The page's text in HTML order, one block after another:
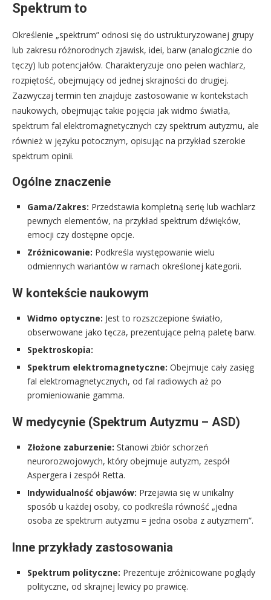
Spektrum to
Określenie „spektrum” odnosi się do ustrukturyzowanej grupy
lub zakresu różnorodnych zjawisk, idei, barw (analogicznie do
tęczy) lub potencjałów. Charakteryzuje ono pełen wachlarz,
rozpiętość, obejmujący od jednej skrajności do drugiej.
Zazwyczaj termin ten znajduje zastosowanie w kontekstach
naukowych, obejmując takie pojęcia jak widmo światła,
spektrum fal elektromagnetycznych czy spektrum autyzmu, ale
również w języku potocznym, opisując na przykład szerokie
spektrum opinii.
Ogólne znaczenie
Gama/Zakres: Przedstawia kompletną serię lub wachlarz
pewnych elementów, na przykład spektrum dźwięków,
emocji czy dostępne opcje.
Zróżnicowanie: Podkreśla występowanie wielu
odmiennych wariantów w ramach określonej kategorii.
W kontekście naukowym
Widmo optyczne: Jest to rozszczepione światło,
obserwowane jako tęcza, prezentujące pełną paletę barw.
Spektroskopia:
Spektrum elektromagnetyczne: Obejmuje cały zasięg
fal elektromagnetycznych, od fal radiowych aż po
promieniowanie gamma.
W medycynie (Spektrum Autyzmu – ASD)
Złożone zaburzenie: Stanowi zbiór schorzeń
neurorozwojowych, który obejmuje autyzm, zespół
Aspergera i zespół Retta.
Indywidualność objawów: Przejawia się w unikalny
sposób u każdej osoby, co podkreśla równość „jedna
osoba ze spektrum autyzmu = jedna osoba z autyzmem”.
Inne przykłady zastosowania
Spektrum polityczne: Prezentuje zróżnicowane poglądy
polityczne, od skrajnej lewicy po prawicę.